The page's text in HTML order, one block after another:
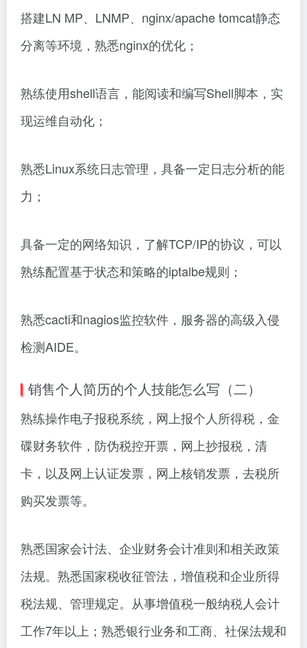
搭建LN MP、LNMP、nginx/apache tomcat静态
分离等环境，熟悉nginx的优化；
熟练使用shell语言，能阅读和编写Shell脚本，实
现运维自动化；
熟悉Linux系统日志管理，具备一定日志分析的能
力；
具备一定的网络知识，了解TCP/IP的协议，可以
熟练配置基于状态和策略的iptalbe规则；
熟悉cacti和nagios监控软件，服务器的高级入侵
检测AIDE。
销售个人简历的个人技能怎么写（二）
熟练操作电子报税系统，网上报个人所得税，金
碟财务软件，防伪税控开票，网上抄报税，清
卡，以及网上认证发票，网上核销发票，去税所
购买发票等。
熟悉国家会计法、企业财务会计准则和相关政策
法规。熟悉国家税收征管法，增值税和企业所得
税法规、管理规定。从事增值税一般纳税人会计
工作7年以上；熟悉银行业务和工商、社保法规和